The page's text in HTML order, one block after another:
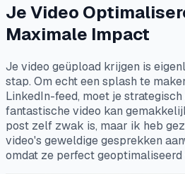
Je Video
Maximale Impact
Je video geüpload krijgen is
stap. Om echt een splash te
LinkedIn-feed, moet je strategisch
fantastische video kan
post zelf zwak is, maar ik heb
video's geweldige gesprekken
omdat ze perfect geoptimaliseerd